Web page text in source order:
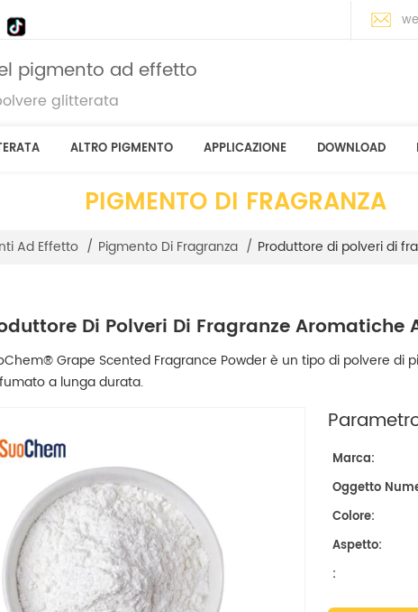
pigmento ad effetto
glitterata
ALTRO PIGMENTO APPLICAZIONE DOWNLOAD
PIGMENTO DI FRAGRANZA
Ad Effetto / Pigmento Di Fragranza / Produttore di polveri di
Di Polveri Di Fragranze Aromatiche
Grape Scented Fragrance Powder è un tipo di polvere
a lunga durata.
Marca:
Oggetto
Colore:
Aspetto:
: